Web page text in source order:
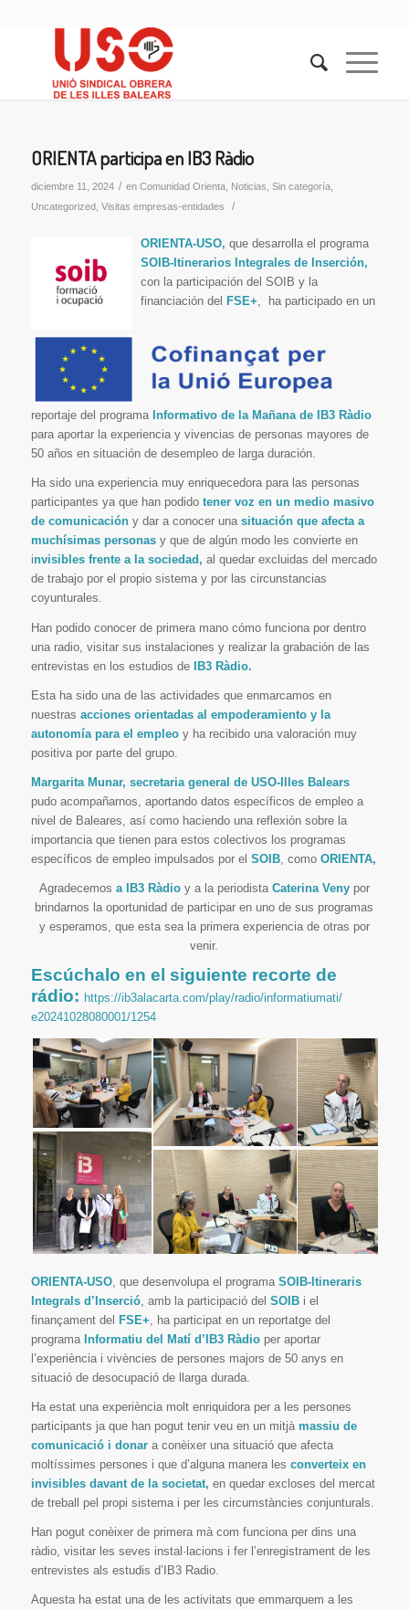
ORIENTA participa en IB3 Ràdio
diciembre 11, 2024 / en Comunidad Orienta, Noticias Sin categoría,
Uncategorized, Visitas empresas-entidades /
ORIENTA-USO, que desarrolla el programa
SOIB-Itinerarios Integrales de Inserción,
con la participación del SOIB y la
financiación del FSE+, ha participado en un
reportaje del programa Informativo de la Mañana de IB3 Ràdio
para aportar la experiencia y vivencias de personas mayores de
50 años en situación de desempleo de larga duración.
Ha sido una experiencia muy enriquecedora para las personas
participantes ya que han podido tener voz en un medio masivo
de comunicacióny dar a conocer una situación que afecta a
muchísimas personasy que de algún modo les convierte en
invisibles frente a la sociedad, al quedar excluidas del mercado
de trabajo por el propio sistema y por las circunstancias
coyunturales.
Han podido conocer de primera mano cómo funciona por dentro
una radio, visitar sus instalaciones y realizar la grabación de las
entrevistas en los estudios deIB3 Ràdio.
Esta ha sido una de las actividades que enmarcamos en
nuestras acciones orientadas al empoderamiento y la
autonomía para el empleoy ha recibido una valoración muy
positiva por parte del grupo.
Margarita Munar, secretaria general de USO-Illes Balears
pudo acompañarnos, aportando datos específicos de empleo a
nivel de Baleares, así como haciendo una reflexión sobre la
importancia que tienen para estos colectivos los programas
específicos de empleo impulsados por el SOIB, como ORIENTA,
Agradecemos a IB3 Ràdioy a la periodista Caterina Venypor
brindarnos la oportunidad de participar en uno de sus programas
y esperamos, que esta sea la primera experiencia de otras por
venir.
Escúchalo en el siguiente recorte de
rádio: https://ib3alacarta.com/play/radio/informatiumati/
e20241028080001/1254
ORIENTA-USO, que desenvolupa el programa SOIB-Itineraris
Integrals d’Inserció, amb la participació del SOIBi el
finançament del FSE+ , ha participat en un reportatge del
programaInformatiu del Matí d’IB3 Ràdioper aportar
l’experiència i vivències de persones majors de 50 anys en
situació de desocupació de llarga durada.
Ha estat una experiència molt enriquidora per a les persones
participants ja que han pogut tenir veu en un mitjà massiu de
comunicació i donara conèixer una situació que afecta
moltíssimes persones i que d’alguna manera les converteix en
invisibles davant de la societat, en quedar excloses del mercat
de treball pel propi sistema i per les circumstàncies conjunturals.
Han pogut conèixer de primera mà com funciona per dins una
ràdio, visitar les seves instal·lacions i fer l’enregistrament de les
entrevistes als estudis d’IB3 Radio.
Aquesta ha estat una de les activitats que emmarquem a les